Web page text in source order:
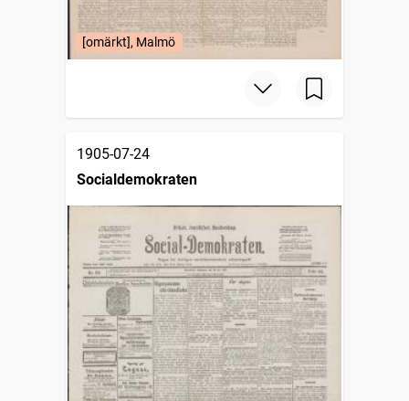
[omärkt], Malmö
1905-07-24
Socialdemokraten